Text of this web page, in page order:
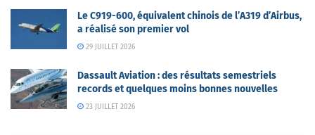
Le C919-600, équivalent chinois de l’A319 d’Airbus,
a réalisé son premier vol
29 JUILLET 2026
Dassault Aviation : des résultats semestriels
records et quelques moins bonnes nouvelles
23 JUILLET 2026